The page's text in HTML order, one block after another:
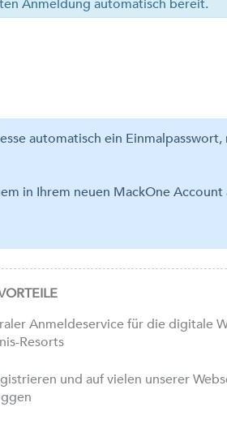
Anmeldung automatisch bereit.
automatisch ein
in Ihrem neuen MackOne Account
Anmeldeservice für die digitale
Resorts
und auf vielen unserer